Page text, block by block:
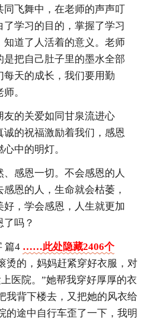
同飞舞中，在老师的声声叮
学习的目的，掌握了学习
道了人活着的意义。老师
把自己肚子里的墨水全部
天的成长，我们要用勤
。
友的关爱如同甘泉流进心
的祝福激励着我们，感恩
中的明灯。
感恩一切。不会感恩的人
恩的人，生命就会枯萎，
，学会感恩，人生就更加
吗？
篇4 ……此处隐藏2406个
烫的，妈妈赶紧穿好衣服，对
医院。”她帮我穿好厚厚的衣
我背下楼去，又把她的风衣给
的途中自行车歪了一下，我明